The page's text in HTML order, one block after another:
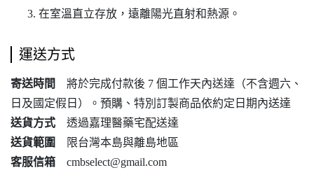
在室溫直立存放，遠離陽光直射和熱源。
運送方式
寄送時間
將於完成付款後 7 個工作天內送達（不含週六、
日及國定假日）。預購、特別訂製商品依約定日期內送達
送貨方式
透過嘉理醫藥宅配送達
送貨範圍
限台灣本島與離島地區
客服信箱
cmbselect@gmail.com